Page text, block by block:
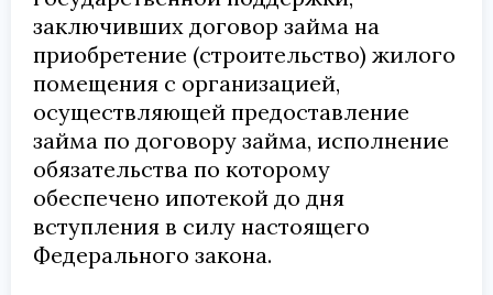
заключивших договор займа на
приобретение (строительство) жилого
помещения с организацией,
осуществляющей предоставление
займа по договору займа, исполнение
обязательства по которому
обеспечено ипотекой до дня
вступления в силу настоящего
Федерального закона.